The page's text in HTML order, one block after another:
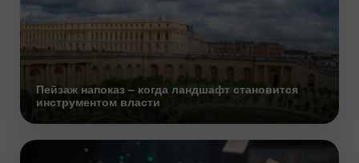
Пейзаж напоказ – когда ландшафт становится
инструментом власти